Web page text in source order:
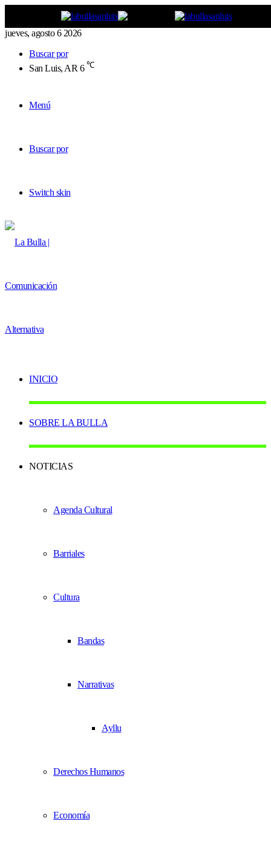
jueves, agosto 6 2026
Buscar por
San Luis, AR 6 ℃
Menú
Buscar por
Switch skin
INICIO
SOBRE LA BULLA
NOTICIAS
Agenda Cultural
Barriales
Cultura
Bandas
Narrativas
Ayllu
Derechos Humanos
Economía